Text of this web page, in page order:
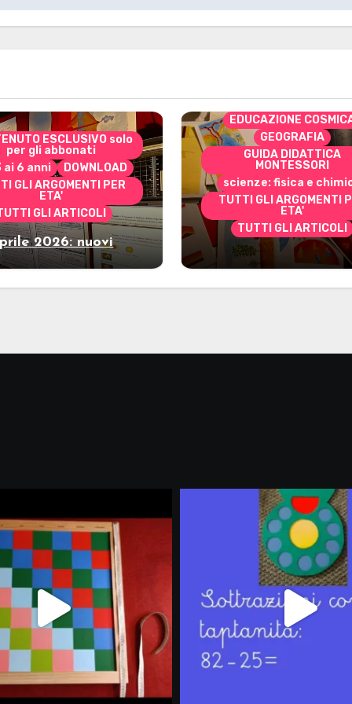
ESCLUSIVO solo
per gli abbonati
ai 6 anni
DOWNLOAD
GLI ARGOMENTI PER
ETA'
GLI ARTICOLI
2026: nuovi
stampabili per
CONTENUTO
DOWNLOAD
EDUCAZIONE
GEOGRAFIA
GUIDA DIDATTICA
MONTESSORI
scienze: fisica e
TUTTI GLI ARGOMENTI
ETA'
TUTTI GLI ARTICOLI
Marzo 2026:
materiali stampabili
gli abbonati